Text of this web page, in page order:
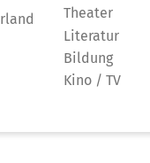
Theater
Literatur
Bildung
Kino / TV